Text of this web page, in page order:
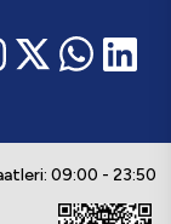
09:00 - 23:50